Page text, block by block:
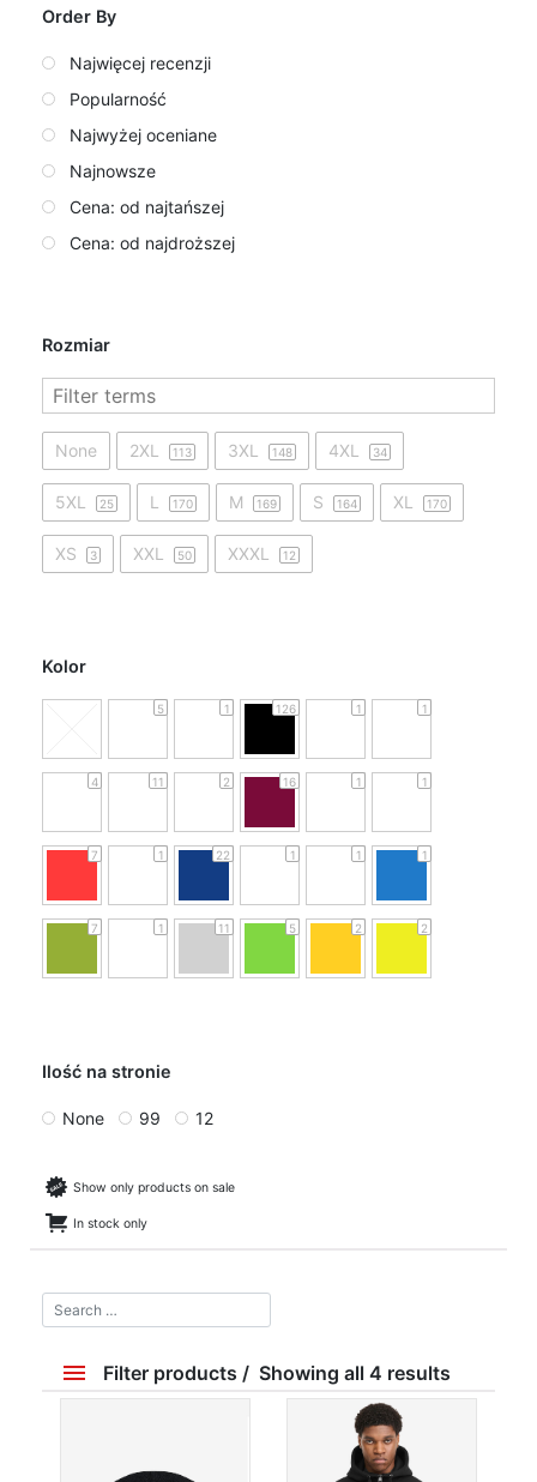
Order By
Najwięcej recenzji
Popularność
Najwyżej oceniane
Najnowsze
Cena: od najtańszej
Cena: od najdroższej
Rozmiar
None 2XL 113 3XL 148 4XL 34
5XL 25 L 170 M 169 S 164 XL 170
XS 3 XXL 50 XXXL 12
Kolor
5 1 126 1 1
4 11 2 16 1 1
7 1 22 1 1 1
7 1 11 5 2 2
Ilość na stronie
None 99 12
Show only products on sale
In stock only
Filter products Showing all 4 results
Price